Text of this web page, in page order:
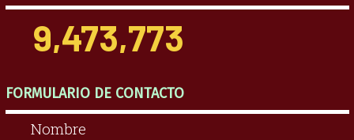
9,473,773
FORMULARIO DE CONTACTO
Nombre